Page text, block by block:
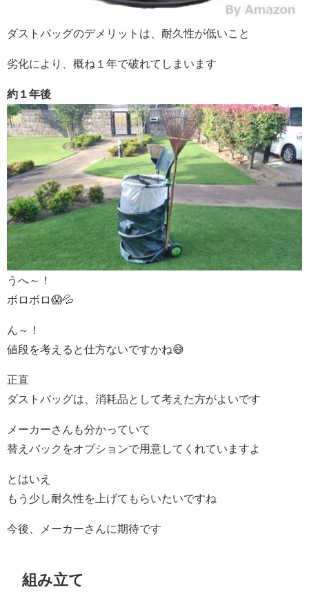
ダストバッグのデメリットは、耐久性が低いこと
劣化により、概ね１年で破れてしまいます
約１年後
うへ～！
ボロボロ😱💦
ん～！
値段を考えると仕方ないですかね😅
正直
ダストバッグは、消耗品として考えた方がよいです
メーカーさんも分かっていて
替えバックをオプションで用意してくれていますよ
とはいえ
もう少し耐久性を上げてもらいたいですね
今後、メーカーさんに期待です
組み立て